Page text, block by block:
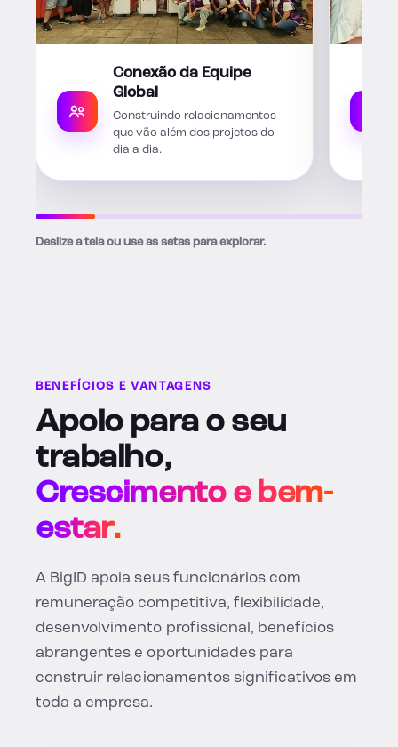
Conexão da Equipe
Global
Construindo relacionamentos
que vão além dos projetos do
dia a dia.
Deslize a tela ou use as setas para explorar.
BENEFÍCIOS E VANTAGENS
Apoio para o seu
trabalho,
Crescimento e bem-
estar.
A BigID apoia seus funcionários com
remuneração competitiva, flexibilidade,
desenvolvimento profissional, benefícios
abrangentes e oportunidades para
construir relacionamentos significativos em
toda a empresa.